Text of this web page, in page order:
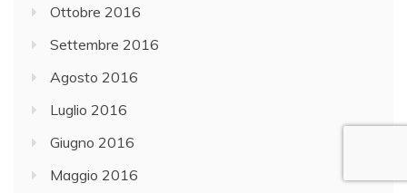
Ottobre 2016
Settembre 2016
Agosto 2016
Luglio 2016
Giugno 2016
Maggio 2016